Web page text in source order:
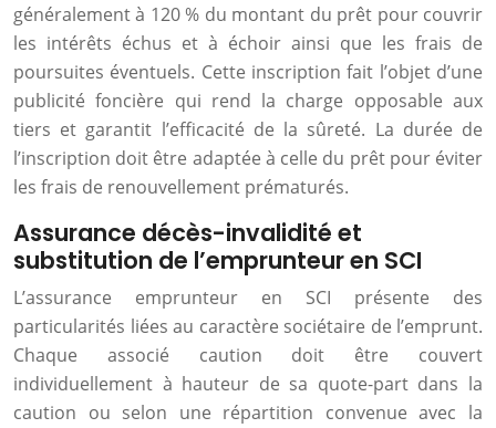
généralement à 120 % du montant du prêt pour couvrir
les intérêts échus et à échoir ainsi que les frais de
poursuites éventuels. Cette inscription fait l’objet d’une
publicité foncière qui rend la charge opposable aux
tiers et garantit l’efficacité de la sûreté. La durée de
l’inscription doit être adaptée à celle du prêt pour éviter
les frais de renouvellement prématurés.
Assurance décès-invalidité et
substitution de l’emprunteur en SCI
L’assurance emprunteur en SCI présente des
particularités liées au caractère sociétaire de l’emprunt.
Chaque associé caution doit être couvert
individuellement à hauteur de sa quote-part dans la
caution ou selon une répartition convenue avec la